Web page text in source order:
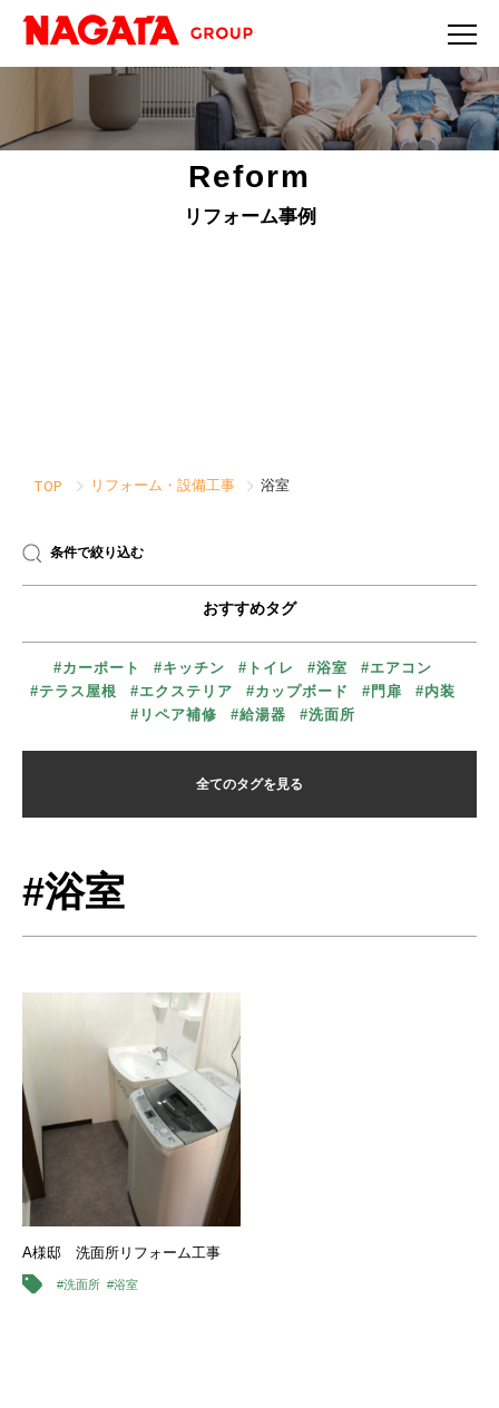
Reform
リフォーム事例
TOP リフォーム・設備工事 浴室
条件で絞り込む
おすすめタグ
#カーポート #キッチン #トイレ #浴室
#エアコン
#テラス屋根
#エクステリア #カップボード #門扉
#内装
#リペア補修
#給湯器 #洗面所
全てのタグを見る
#浴室
A様邸 洗面所リフォーム工事
#洗面所 #浴室